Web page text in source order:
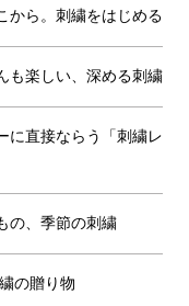
から。刺繍をはじめる
も楽しい、深める刺繍
に直接ならう「刺繍レ
の、季節の刺繍
の贈り物